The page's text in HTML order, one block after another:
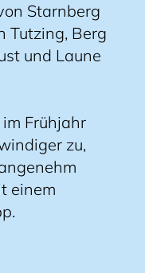
Starnberg
Tutzing, Berg
und Laune
Frühjahr
zu,
einem